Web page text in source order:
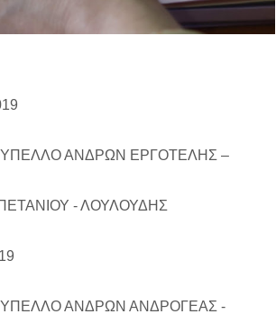
ΑΝΔΡΩΝ ΕΡΓΟΤΕΛΗΣ –
- ΛΟΥΛΟΥΔΗΣ
ΑΝΔΡΩΝ ΑΝΔΡΟΓΕΑΣ -